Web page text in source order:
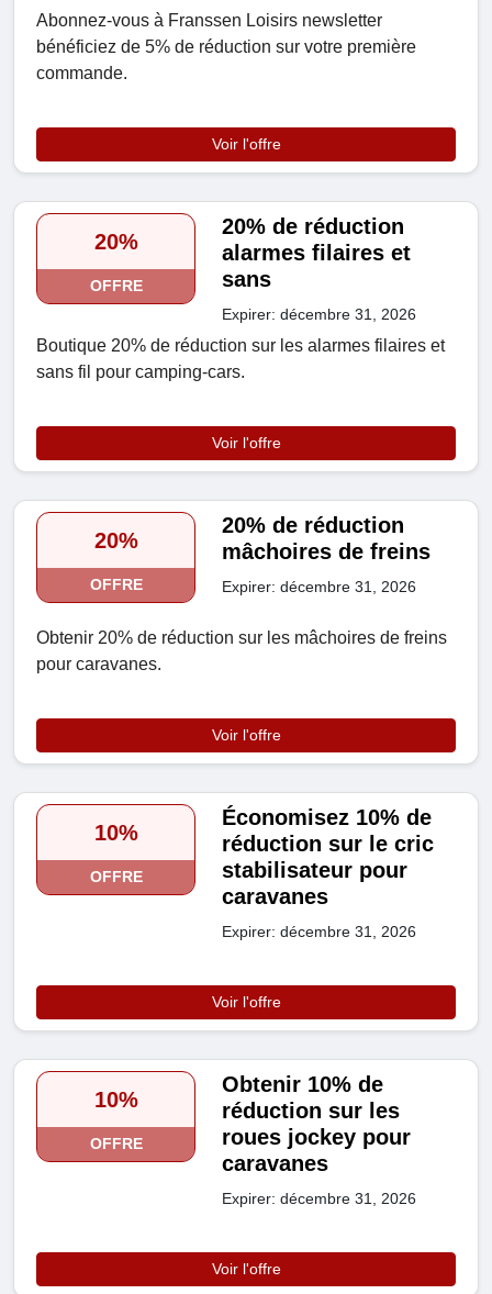
Abonnez-vous à Franssen Loisirs newsletter
bénéficiez de 5% de réduction sur votre première
commande.
Voir l'offre
20%
OFFRE
20% de réduction
alarmes filaires et
sans
Expirer: décembre 31, 2026
Boutique 20% de réduction sur les alarmes filaires et
sans fil pour camping-cars.
Voir l'offre
20%
OFFRE
20% de réduction
mâchoires de freins
Expirer: décembre 31, 2026
Obtenir 20% de réduction sur les mâchoires de freins
pour caravanes.
Voir l'offre
10%
OFFRE
Économisez 10% de
réduction sur le cric
stabilisateur pour
caravanes
Expirer: décembre 31, 2026
Voir l'offre
10%
OFFRE
Obtenir 10% de
réduction sur les
roues jockey pour
caravanes
Expirer: décembre 31, 2026
Voir l'offre